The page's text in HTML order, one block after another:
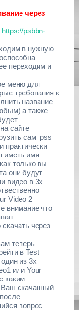
через
https://psbbn-
в нужную
переходим и
меню для
требования к
название
а также
сайте
сам .pss
практически
иметь имя
только вы
они будут
видео в 3х
Video 2
внимание что
через
теперь
в Test
из 3х
или Your
каким
скачанный
вопрос